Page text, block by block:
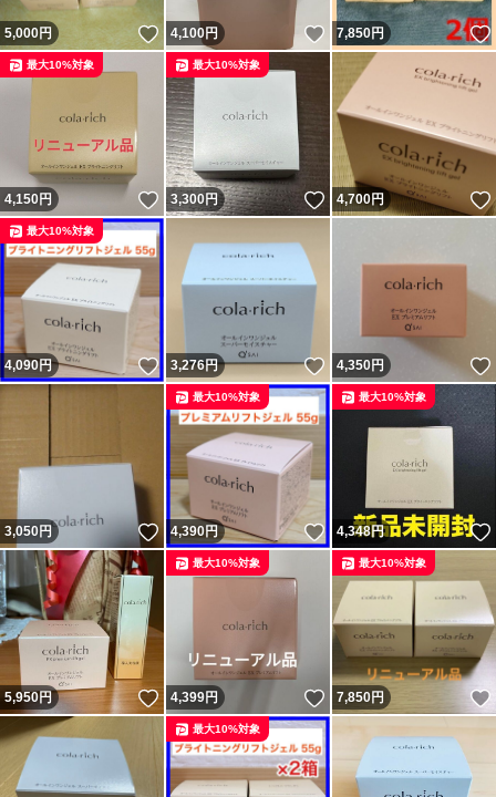
5,000円 いいね！
4,100円 いいね！
7,850円
4,150円 いいね！
最大10%対象
3,300円 いいね！
最大10%対象
4,700円
4,090円 いいね！
最大10%対象
3,276円 いいね！
4,350円
3,050円 いいね！
4,390円 いいね！
最大10%対象
4,348円
最大10%対象
5,950円 いいね！
4,399円 いいね！
最大10%対象
7,850円
最大10%対象
最大10%対象